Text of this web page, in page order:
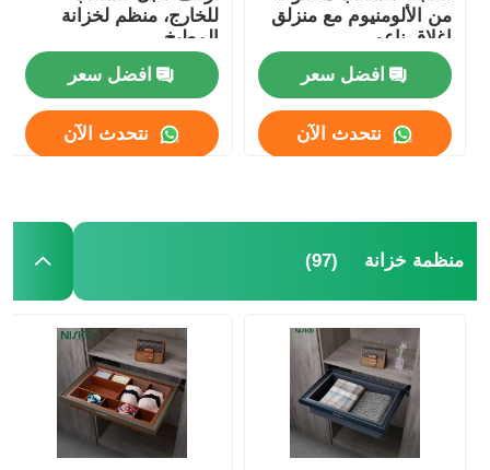
من الألومنيوم مع منزلق
إغلاق ناعم
افضل سعر
نتحدث الآن
للخارج، منظم لخزانة
المطبخ
افضل سعر
نتحدث الآن
منظمة خزانة (97)